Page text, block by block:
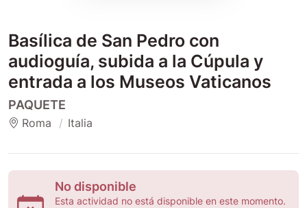
Basílica de San Pedro con
audioguía, subida a la Cúpula y
entrada a los Museos Vaticanos
PAQUETE
Roma Italia
No disponible
Esta actividad no está disponible en este momento.